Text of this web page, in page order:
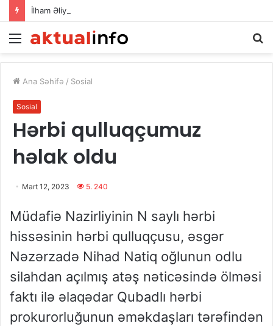
İlham Əliyev Donald Trampla danışdı
Menu
Ana Səhifə / Sosial
Sosial
Hərbi qulluqçumuz
həlak oldu
Mart 12, 2023 5. 240
Müdafiə Nazirliyinin N saylı hərbi
hissəsinin hərbi qulluqçusu, əsgər
Nəzərzadə Nihad Natiq oğlunun odlu
silahdan açılmış atəş nəticəsində ölməsi
faktı ilə əlaqədar Qubadlı hərbi
prokurorluğunun əməkdaşları tərəfindən